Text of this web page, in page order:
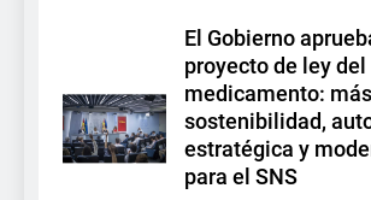
El Gobierno
proyecto de ley del
medicamento: más
sostenibilidad,
estratégica y
para el SNS